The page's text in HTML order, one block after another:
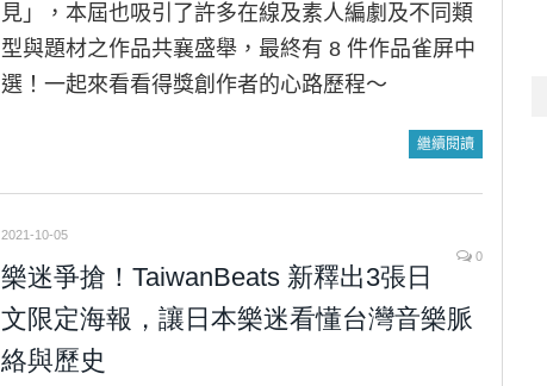
見」，本屆也吸引了許多在線及素人編劇及不同類
型與題材之作品共襄盛舉，最終有 8 件作品雀屏中
選！一起來看看得獎創作者的心路歷程〜
繼續閱讀
2021-10-05
0
樂迷爭搶！TaiwanBeats 新釋出3張日
文限定海報，讓日本樂迷看懂台灣音樂脈
絡與歷史